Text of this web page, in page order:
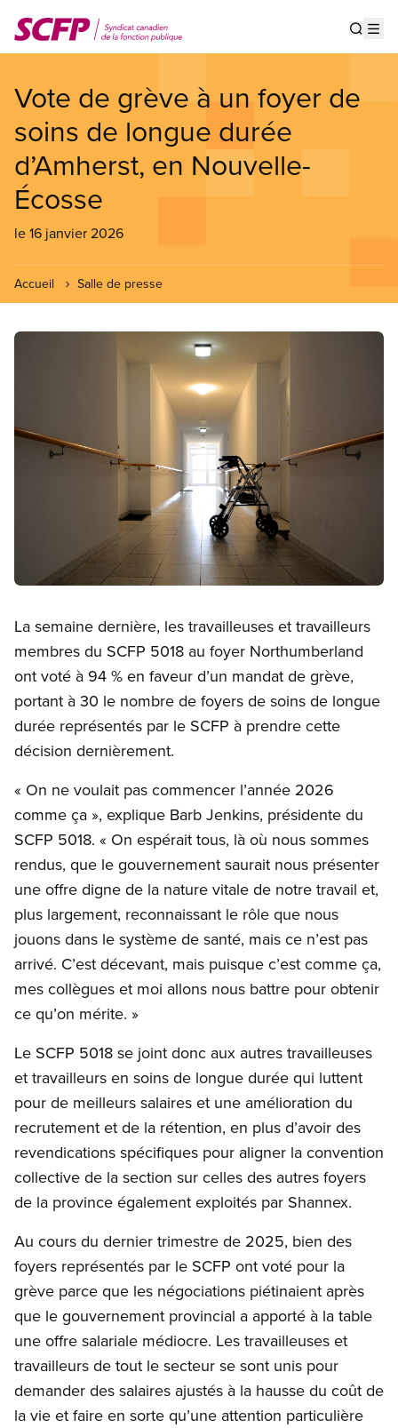
au
contenu
Vote de grève à un foyer de
soins de longue durée
d’Amherst, en Nouvelle-
Écosse
le 16 janvier 2026
Accueil Salle de presse
Image
La semaine dernière, les travailleuses et travailleurs
membres du SCFP 5018 au foyer Northumberland
ont voté à 94 % en faveur d’un mandat de grève,
portant à 30 le nombre de foyers de soins de longue
durée représentés par le SCFP à prendre cette
décision dernièrement.
« On ne voulait pas commencer l’année 2026
comme ça », explique Barb Jenkins, présidente du
SCFP 5018. « On espérait tous, là où nous sommes
rendus, que le gouvernement saurait nous présenter
une offre digne de la nature vitale de notre travail et,
plus largement, reconnaissant le rôle que nous
jouons dans le système de santé, mais ce n’est pas
arrivé. C’est décevant, mais puisque c’est comme ça,
mes collègues et moi allons nous battre pour obtenir
ce qu’on mérite. »
Le SCFP 5018 se joint donc aux autres travailleuses
et travailleurs en soins de longue durée qui luttent
pour de meilleurs salaires et une amélioration du
recrutement et de la rétention, en plus d’avoir des
revendications spécifiques pour aligner la convention
collective de la section sur celles des autres foyers
de la province également exploités par Shannex.
Au cours du dernier trimestre de 2025, bien des
foyers représentés par le SCFP ont voté pour la
grève parce que les négociations piétinaient après
que le gouvernement provincial a apporté à la table
une offre salariale médiocre. Les travailleuses et
travailleurs de tout le secteur se sont unis pour
demander des salaires ajustés à la hausse du coût de
la vie et faire en sorte qu’une attention particulière